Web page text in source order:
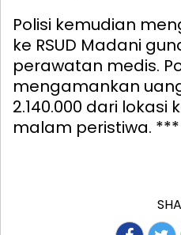
Polisi kemudian
ke RSUD Madani
perawatan medis.
mengamankan
2.140.000 dari lokasi
malam peristiwa.